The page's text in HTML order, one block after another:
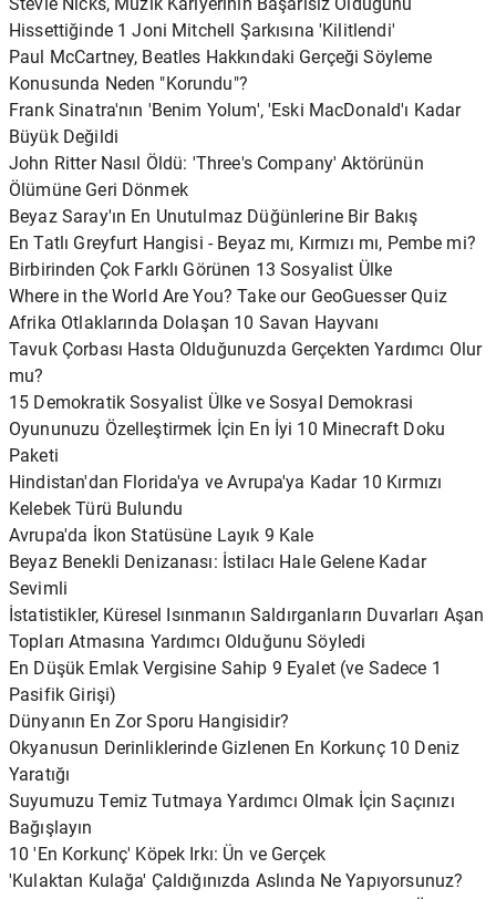
Hissettiğinde 1 Joni Mitchell Şarkısına 'Kilitlendi'
Paul McCartney, Beatles Hakkındaki Gerçeği Söyleme
Konusunda Neden "Korundu"?
Frank Sinatra'nın 'Benim Yolum', 'Eski MacDonald'ı Kadar
Büyük Değildi
John Ritter Nasıl Öldü: 'Three's Company' Aktörünün
Ölümüne Geri Dönmek
Beyaz Saray'ın En Unutulmaz Düğünlerine Bir Bakış
En Tatlı Greyfurt Hangisi - Beyaz mı, Kırmızı mı, Pembe mi?
Birbirinden Çok Farklı Görünen 13 Sosyalist Ülke
Where in the World Are You? Take our GeoGuesser Quiz
Afrika Otlaklarında Dolaşan 10 Savan Hayvanı
Tavuk Çorbası Hasta Olduğunuzda Gerçekten Yardımcı Olur
mu?
15 Demokratik Sosyalist Ülke ve Sosyal Demokrasi
Oyununuzu Özelleştirmek İçin En İyi 10 Minecraft Doku
Paketi
Hindistan'dan Florida'ya ve Avrupa'ya Kadar 10 Kırmızı
Kelebek Türü Bulundu
Avrupa'da İkon Statüsüne Layık 9 Kale
Beyaz Benekli Denizanası: İstilacı Hale Gelene Kadar
Sevimli
İstatistikler, Küresel Isınmanın Saldırganların Duvarları Aşan
Topları Atmasına Yardımcı Olduğunu Söyledi
En Düşük Emlak Vergisine Sahip 9 Eyalet (ve Sadece 1
Pasifik Girişi)
Dünyanın En Zor Sporu Hangisidir?
Okyanusun Derinliklerinde Gizlenen En Korkunç 10 Deniz
Yaratığı
Suyumuzu Temiz Tutmaya Yardımcı Olmak İçin Saçınızı
Bağışlayın
10 'En Korkunç' Köpek Irkı: Ün ve Gerçek
'Kulaktan Kulağa' Çaldığınızda Aslında Ne Yapıyorsunuz?